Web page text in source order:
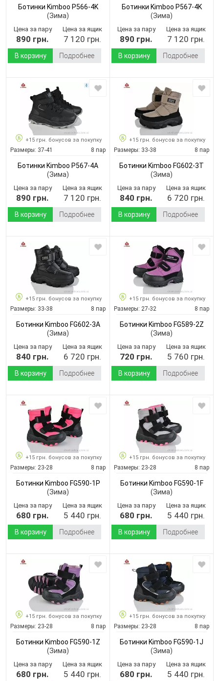
Ботинки Kimboo P566-4K
(Зима)
Цена за пару
890 грн.
Цена за ящик
7 120 грн.
В корзину Подробнее
Ботинки Kimboo P567-4K
(Зима)
Цена за пару
890 грн.
Цена за ящик
7 120 грн.
В корзину Подробнее
+15 грн. бонусов за покупку
Размеры: 37-41 8 пар
Ботинки Kimboo P567-4A
(Зима)
Цена за пару
890 грн.
Цена за ящик
7 120 грн.
В корзину Подробнее
+15 грн. бонусов за покупку
Размеры: 33-38 8 пар
Ботинки Kimboo FG602-3T
(Зима)
Цена за пару
840 грн.
Цена за ящик
6 720 грн.
В корзину Подробнее
+15 грн. бонусов за покупку
Размеры: 33-38 8 пар
Ботинки Kimboo FG602-3A
(Зима)
Цена за пару
840 грн.
Цена за ящик
6 720 грн.
В корзину Подробнее
+15 грн. бонусов за покупку
Размеры: 27-32 8 пар
Ботинки Kimboo FG589-2Z
(Зима)
Цена за пару
720 грн.
Цена за ящик
5 760 грн.
В корзину Подробнее
+15 грн. бонусов за покупку
Размеры: 23-28 8 пар
Ботинки Kimboo FG590-1P
(Зима)
Цена за пару
680 грн.
Цена за ящик
5 440 грн.
В корзину Подробнее
+15 грн. бонусов за покупку
Размеры: 23-28 8 пар
Ботинки Kimboo FG590-1F
(Зима)
Цена за пару
680 грн.
Цена за ящик
5 440 грн.
В корзину Подробнее
+15 грн. бонусов за покупку
Размеры: 23-28 8 пар
Ботинки Kimboo FG590-1Z
(Зима)
Цена за пару
680 грн.
Цена за ящик
5 440 грн.
+15 грн. бонусов за покупку
Размеры: 23-28 8 пар
Ботинки Kimboo FG590-1J
(Зима)
Цена за пару
680 грн.
Цена за ящик
5 440 грн.